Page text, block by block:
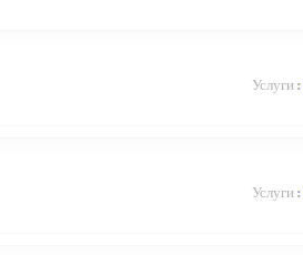
Услуги :
Услуги :